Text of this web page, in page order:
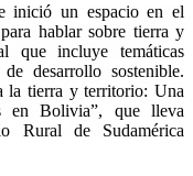
inició un espacio en el
hablar sobre tierra y
que incluye temáticas
desarrollo sostenible.
la tierra y territorio: Una
en Bolivia”, que lleva
Rural de Sudamérica